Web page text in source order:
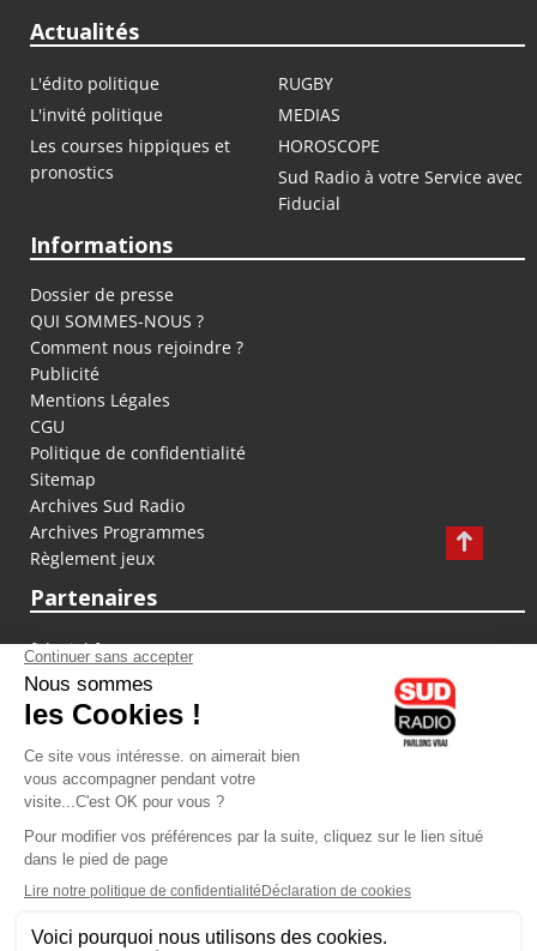
Actualités
L'édito politique
RUGBY
L'invité politique
MEDIAS
Les courses hippiques et
pronostics
HOROSCOPE
Sud Radio à votre Service avec
Fiducial
Informations
Dossier de presse
QUI SOMMES-NOUS ?
Comment nous rejoindre ?
Publicité
Mentions Légales
CGU
Politique de confidentialité
Sitemap
Archives Sud Radio
Archives Programmes
Règlement jeux
Partenaires
fiducial.fr
lyoncapitale.fr
olympique-et-lyonnais.com
L'application Iphone / Android
Téléchargez l'application
Les cookies
Gestion des cookies